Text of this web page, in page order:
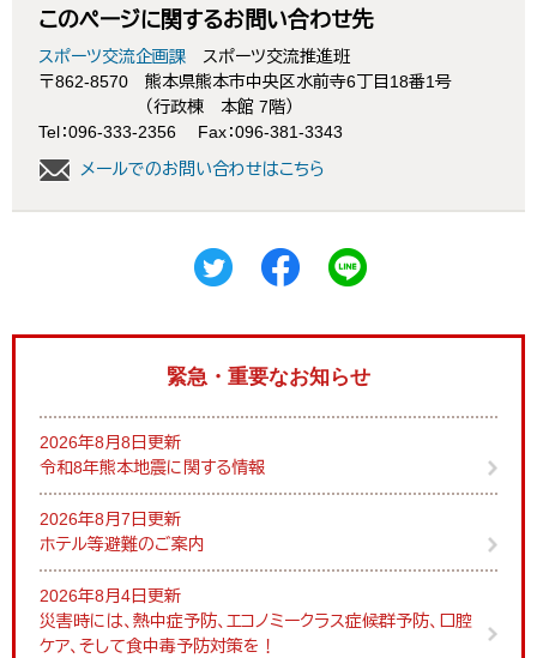
このページに関するお問い合わせ先
スポーツ交流企画課
スポーツ交流推進班
〒862-8570
熊本県熊本市中央区水前寺6丁目18番1号
（行政棟 本館 7階）
Tel：096-333-2356
Fax：096-381-3343
メールでのお問い合わせはこちら
緊急・重要なお知らせ
2026年8月8日更新
令和8年熊本地震に関する情報
2026年8月7日更新
ホテル等避難のご案内
2026年8月4日更新
災害時には、熱中症予防、エコノミークラス症候群予防、口腔
ケア、そして食中毒予防対策を！